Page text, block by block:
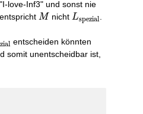
love-Inf3" und sonst nie
M
M nicht Lspezial
entscheiden könnten
somit unentscheidbar ist,